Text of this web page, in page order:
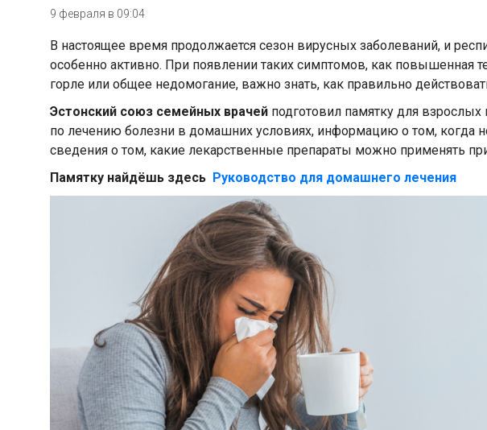
9 февраля в 09:04
В настоящее время продолжается сезон вирусных заболеваний, и
особенно активно. При появлении таких симптомов, как повышенная
горле или общее недомогание, важно знать, как правильно
Эстонский союз семейных врачей подготовил памятку для
по лечению болезни в домашних условиях, информацию о том, когда
сведения о том, какие лекарственные препараты можно применять
Памятку найдёшь здесь Руководство для домашнего лечения